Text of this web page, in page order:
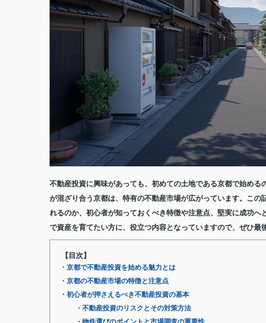
不動産投資に興味があっても、初めての土地である京都で始め
が混ざり合う京都は、特有の不動産市場が広がっています。こ
れるのか、初心者が知っておくべき特徴や注意点、堅実に成功
で資産を育てたい方に、役立つ内容となっていますので、ぜひ最
【目次】
・京都で不動産投資を始める魅力とは
・京都の不動産市場の特徴と注意点
・初心者が押さえるべき不動産投資の基本
・不動産投資のリスクとその対策方法